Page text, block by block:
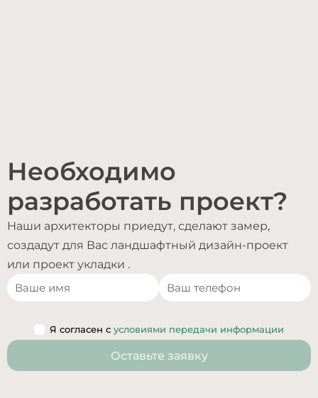
Необходимо
разработать проект?
Наши архитекторы приедут, сделают замер,
создадут для Вас ландшафтный дизайн-проект
или проект укладки .
Я согласен с условиями передачи информации
Оставьте заявку